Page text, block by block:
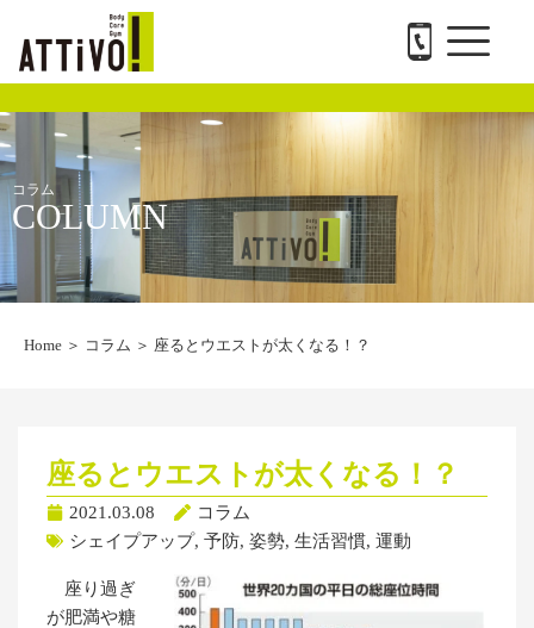
キ
ッ
プ
メ
ニ
ュ
ー
コラム
COLUMN
Home ＞ コラム ＞ 座るとウエストが太くなる！？
座るとウエストが太くなる！？
2021.03.08
コラム
シェイプアップ, 予防, 姿勢, 生活習慣, 運動
座り過ぎ
が肥満や糖